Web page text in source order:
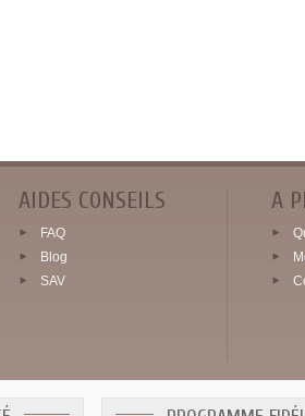
AIDES CONSEILS
FAQ
Blog
SAV
A